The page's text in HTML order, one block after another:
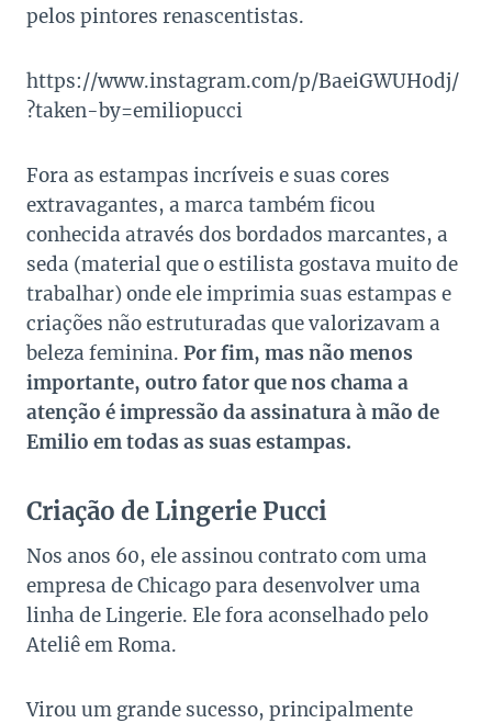
pelos pintores renascentistas.
https://www.instagram.com/p/BaeiGWUH0dj/
?taken-by=emiliopucci
Fora as estampas incríveis e suas cores
extravagantes, a marca também ficou
conhecida através dos bordados marcantes, a
seda (material que o estilista gostava muito de
trabalhar) onde ele imprimia suas estampas e
criações não estruturadas que valorizavam a
beleza feminina. Por fim, mas não menos
importante, outro fator que nos chama a
atenção é impressão da assinatura à mão de
Emilio em todas as suas estampas.
Criação de Lingerie Pucci
Nos anos 60, ele assinou contrato com uma
empresa de Chicago para desenvolver uma
linha de Lingerie. Ele fora aconselhado pelo
Ateliê em Roma.
Virou um grande sucesso, principalmente